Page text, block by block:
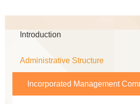
navigation
Introduction
Administrative Structure
Incorporated Management